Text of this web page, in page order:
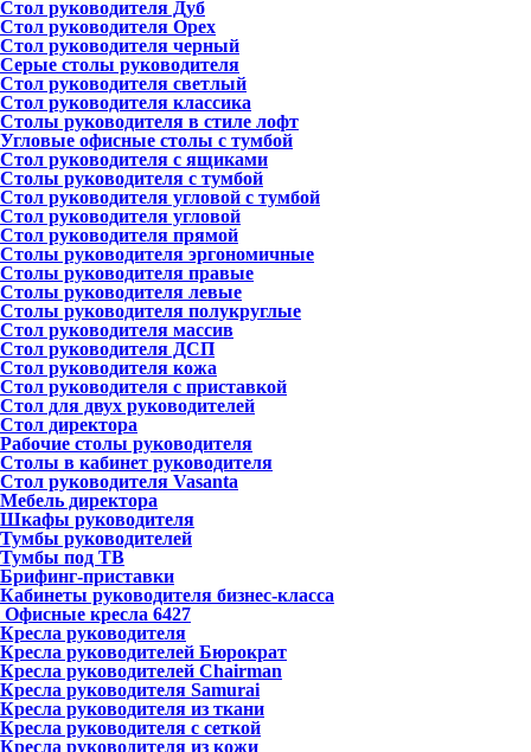
Стол руководителя Дуб
Стол руководителя Орех
Стол руководителя черный
Серые столы руководителя
Стол руководителя светлый
Стол руководителя классика
Столы руководителя в стиле лофт
Угловые офисные столы с тумбой
Стол руководителя с ящиками
Столы руководителя с тумбой
Стол руководителя угловой с тумбой
Стол руководителя угловой
Стол руководителя прямой
Столы руководителя эргономичные
Столы руководителя правые
Столы руководителя левые
Столы руководителя полукруглые
Стол руководителя массив
Стол руководителя ДСП
Стол руководителя кожа
Стол руководителя с приставкой
Стол для двух руководителей
Стол директора
Рабочие столы руководителя
Столы в кабинет руководителя
Стол руководителя Vasanta
Мебель директора
Шкафы руководителя
Тумбы руководителей
Тумбы под ТВ
Брифинг-приставки
Кабинеты руководителя бизнес-класса
Офисные кресла 6427
Кресла руководителя
Кресла руководителей Бюрократ
Кресла руководителей Chairman
Кресла руководителя Samurai
Кресла руководителя из ткани
Кресла руководителя с сеткой
Кресла руководителя из кожи